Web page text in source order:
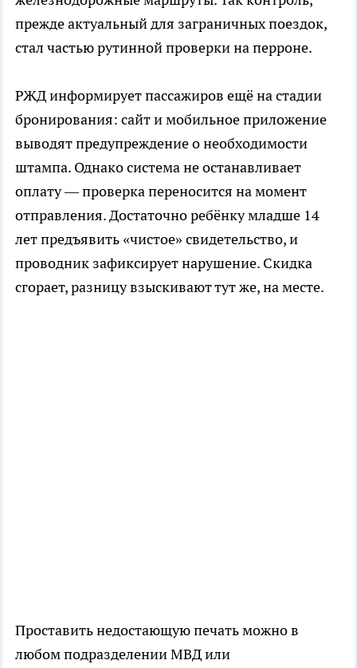
прежде актуальный для заграничных поездок,
стал частью рутинной проверки на перроне.
РЖД информирует пассажиров ещё на стадии
бронирования: сайт и мобильное приложение
выводят предупреждение о необходимости
штампа. Однако система не останавливает
оплату — проверка переносится на момент
отправления. Достаточно ребёнку младше 14
лет предъявить «чистое» свидетельство, и
проводник зафиксирует нарушение. Скидка
сгорает, разницу взыскивают тут же, на месте.
Проставить недостающую печать можно в
любом подразделении МВД или